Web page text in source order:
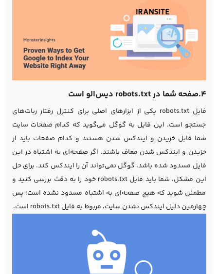
4.صفحه شما در robots.txt دیس‌الو است
فایل robots.txt یکی از ابزارهای اصلی برای کنترل رفتار ربات‌های
جستجو است. این فایل به گوگل می‌گوید که کدام صفحات سایت
شما قابل خزیدن و ایندکس شدن هستند و کدام صفحات باید از
خزیدن و ایندکس شدن معاف باشند. اگر صفحه‌ای به اشتباه در این
فایل مسدود شده باشد، گوگل نمی‌تواند آن را ایندکس کند. برای حل
این مشکل، شما باید فایل robots.txt خود را به دقت بررسی کنید و
مطمئن شوید که هیچ صفحه‌ای به اشتباه مسدود نشده است؛ پس
چهارمین دلیل ایندکس نشدن سایت، مربوط به فایل robots.txt است.